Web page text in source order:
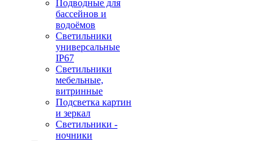
Подводные для
бассейнов и
водоёмов
Светильники
универсальные
IP67
Светильники
мебельные,
витринные
Подсветка картин
и зеркал
Светильники -
ночники